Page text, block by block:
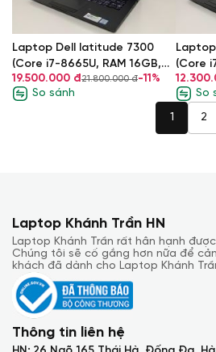
Laptop Dell latitude 7300
(Core i7-8665U, RAM 16GB,
SSD 512GB, VGA Intel UHD
Graphics 620, Màn 13,3 inch
19.500.000 đ21.800.000 đ-11%
So sánh
(Core
SSD
FHD
So
1 2
Laptop Khánh Trần HN
Laptop Khánh Trần rất hân hạnh
Chúng tôi sẽ cố gắng hơn nữa để
khách đã dành cho Laptop Khánh
Thông tin liên hệ